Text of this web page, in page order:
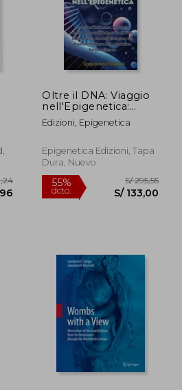
S/
Oltre il DNA: Viaggio
nell'Epigenetica:
Scoprire l'Influenza
Nascosta
Stile di Vita sulla
Nostra Eredità Biolo
Edizioni, Epigenetica
Epigenetica Edizioni, Tapa
Dura, Nuevo